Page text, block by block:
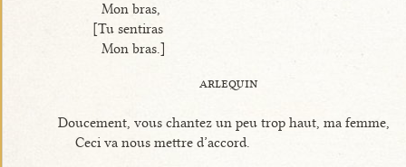
Mon bras,
[Tu sentiras
Mon bras.]
arlequin
Doucement, vous chantez un peu trop haut, ma femme,
Ceci va nous mettre d’accord.